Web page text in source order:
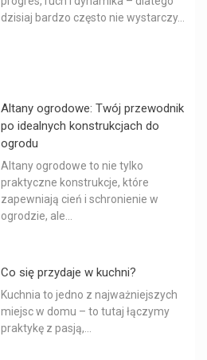
dzisiaj bardzo często nie wystarczy...
Altany ogrodowe: Twój przewodnik
po idealnych konstrukcjach do
ogrodu
Altany ogrodowe to nie tylko
praktyczne konstrukcje, które
zapewniają cień i schronienie w
ogrodzie, ale...
Co się przydaje w kuchni?
Kuchnia to jedno z najważniejszych
miejsc w domu – to tutaj łączymy
praktykę z pasją,...